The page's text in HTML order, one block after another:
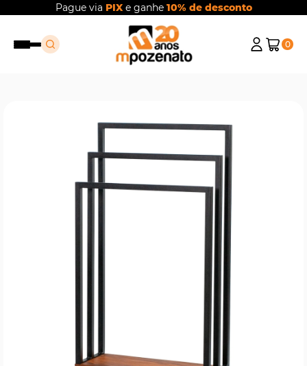
Pague via PIXe ganhe 10% de desconto
0